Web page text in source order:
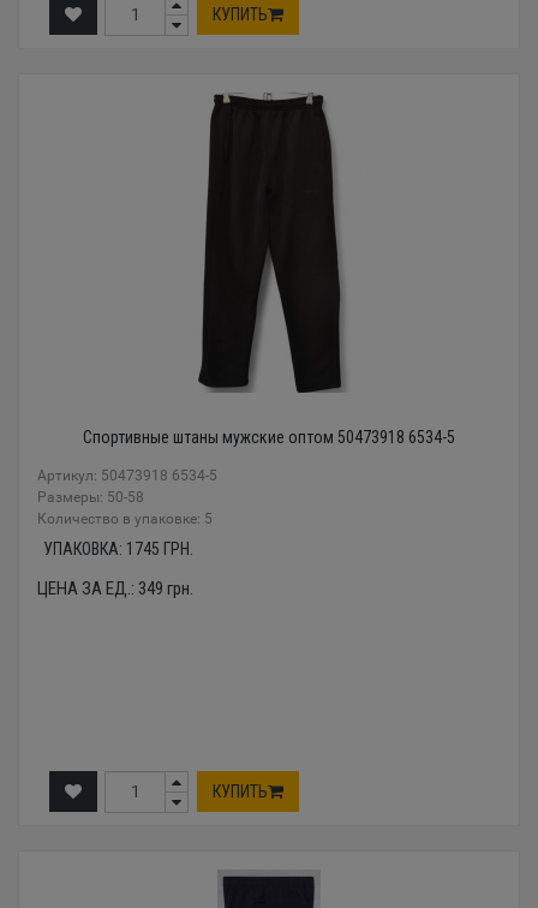
КУПИТЬ
Спортивные штаны мужские оптом 50473918 6534-5
Артикул: 50473918 6534-5
Размеры: 50-58
Количество в упаковке: 5
УПАКОВКА: 1745 ГРН.
ЦЕНА ЗА ЕД.: 349 грн.
КУПИТЬ